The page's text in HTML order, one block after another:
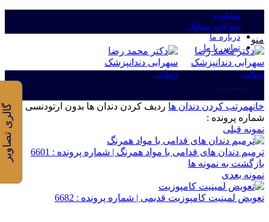
مشاوره
سوالات متداول
درباره ما
تماس با ما
منو
خانهمرتب کردن دندان ها ردیف کردن دندان ها بدون ارتودنسی |
شماره پرونده :
نمونه قبلی
ترمیم دندان های قدامی با مواد همرنگ | شماره پرونده : 6601
بازگشت به نمونه ها
نمونه بعدی
تعویض لمینیت کامپوزیت قدیمی | شماره پرونده : 6682
گالری تصاویر